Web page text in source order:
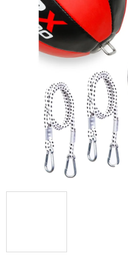
hvězdiček.